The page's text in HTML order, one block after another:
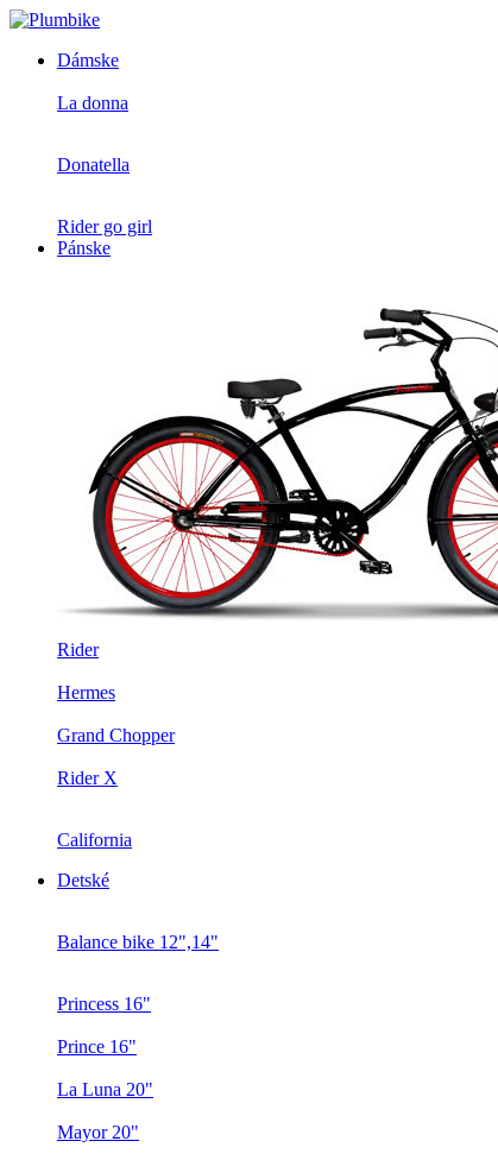
Dámske
La donna
Donatella
Rider go girl
Pánske
Rider
Hermes
Grand Chopper
Rider X
California
Detské
Balance bike 12",14"
Princess 16"
Prince 16"
La Luna 20"
Mayor 20"